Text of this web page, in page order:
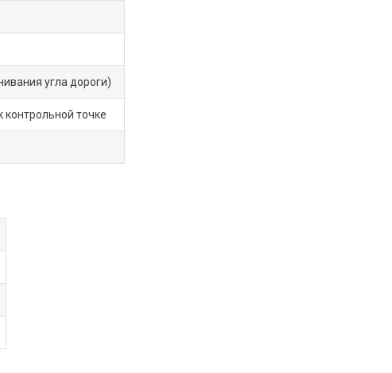
угла дороги)
контрольной точке